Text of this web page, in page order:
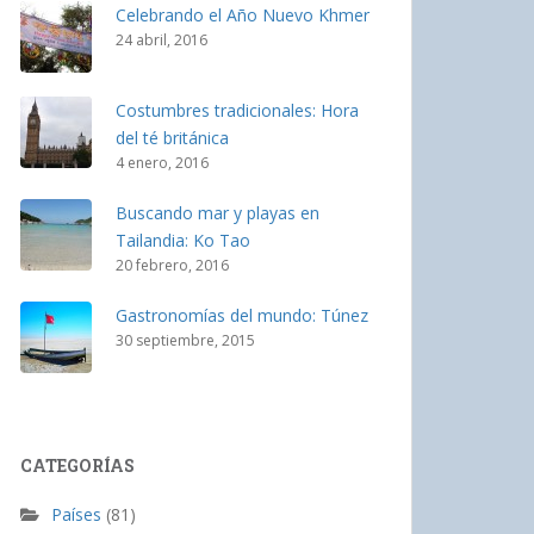
Celebrando el Año Nuevo Khmer
24 abril, 2016
Costumbres tradicionales: Hora
del té británica
4 enero, 2016
Buscando mar y playas en
Tailandia: Ko Tao
20 febrero, 2016
Gastronomías del mundo: Túnez
30 septiembre, 2015
CATEGORÍAS
Países (81)